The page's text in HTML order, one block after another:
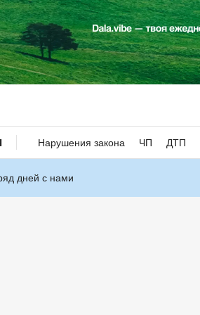
Нарушения закона ЧП ДТП
дней с нами